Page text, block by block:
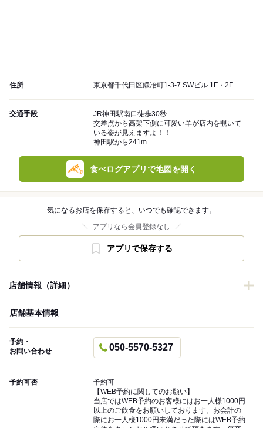
住所 東京都千代田区鍛冶町1-3-7 SWビル 1F・2F
交通手段
JR神田駅南口徒歩30秒
交差点から高架下側に可愛い羊が店内を覗いて
いる姿が見えますよ！！
神田駅から241m
食べログアプリで地図を開く
気になるお店を保存すると、いつでも確認できます。
アプリなら会員登録なし
アプリで保存する
店舗情報（詳細）
店舗基本情報
予約・
お問い合わせ
050-5570-5327
予約可否
予約可
【WEB予約に関してのお願い】
当店ではWEB予約のお客様にはお一人様1000円
以上のご飲食をお願いしております。お会計の
際にお一人様1000円未満だった際にはWEB予約